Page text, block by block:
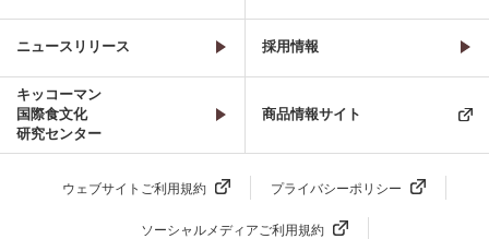
ニュースリリース 採用情報
キッコーマン
国際食文化
研究センター
商品情報サイト
ウェブサイトご利用規約 プライバシーポリシー
ソーシャルメディアご利用規約